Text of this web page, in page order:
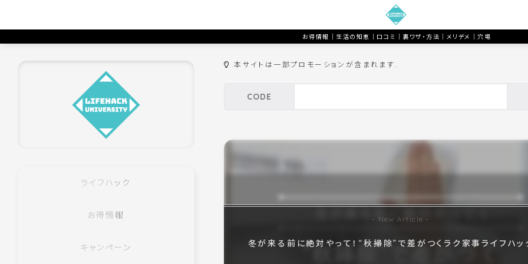
お得情報｜生活の知恵｜口コミ｜裏ワザ・方法｜メリデメ｜穴場
ライフハック
お得情報
キャンペーン
本サイトは一部プロモーションが含まれます.
冬が来る前に絶対やって！“秋掃除”で差がつくラク家事ライフハッ